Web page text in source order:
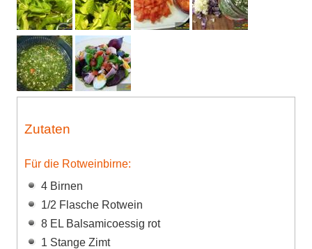
Zutaten
Für die Rotweinbirne:
4 Birnen
1/2 Flasche Rotwein
8 EL Balsamicoessig rot
1 Stange Zimt